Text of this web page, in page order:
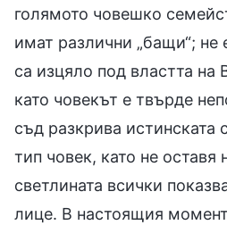
голямото човешко
имат различни „бащи“; не
са изцяло под властта
като човекът е твърде
съд разкрива истинската
тип човек, като не
светлината всички
лице. В настоящия